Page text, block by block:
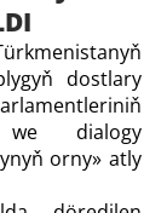
dostlary
we dialogy
orny» atly